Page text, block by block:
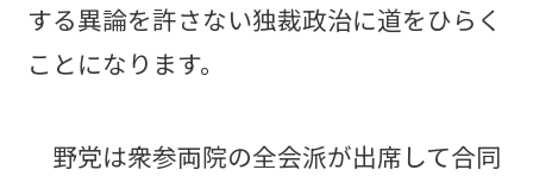
する異論を許さない独裁政治に道をひらく
ことになります。
野党は衆参両院の全会派が出席して合同